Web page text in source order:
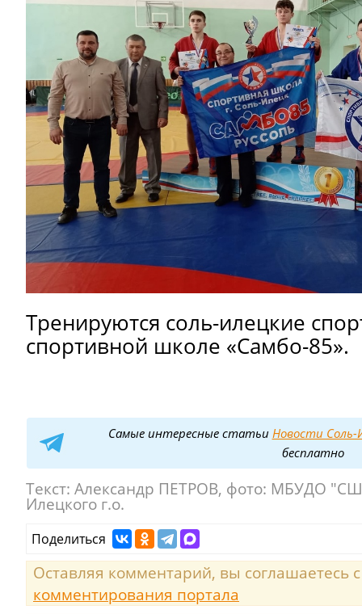
Тренируются соль-илецкие
спортивной школе «Самбо-85».
Самые интересные статьи Новости Соль-
бесплатно
Текст: Александр ПЕТРОВ, фото: МБУДО
Илецкого г.о.
Поделиться
Оставляя комментарий, вы соглашаетесь
комментирования портала